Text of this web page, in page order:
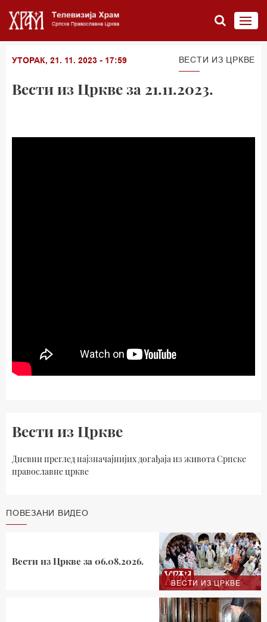
УТОРАК, 21. 11. 2023 - 17:59 ВЕСТИ ИЗ ЦРКВЕ
Вести из Цркве за 21.11.2023.
Вести из Цркве
Дневни преглед најзначајнијих догађаја из живота Српске
православне цркве
ПОВЕЗАНИ ВИДЕО
ВЕСТИ ИЗ ЦРКВЕ
Вести из Цркве за 06.08.2026.